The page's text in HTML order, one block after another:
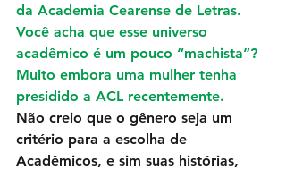
da Academia Cearense de Letras.
Você acha que esse universo
acadêmico é um pouco “machista”?
Muito embora uma mulher tenha
presidido a ACL recentemente.
Não creio que o gênero seja um
critério para a escolha de
Acadêmicos, e sim suas histórias,